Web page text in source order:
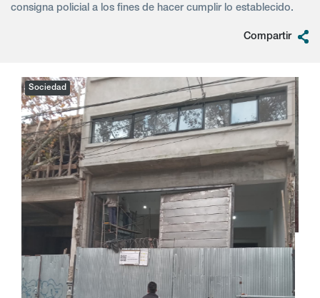
consigna policial a los fines de hacer cumplir lo establecido.
Compartir
Sociedad
El procedimiento fue realizado por personal del
Cuerpo de Investigaciones Judiciales (CIJ) del
Ministerio Público Fiscal de la Ciudad, la Comisaría